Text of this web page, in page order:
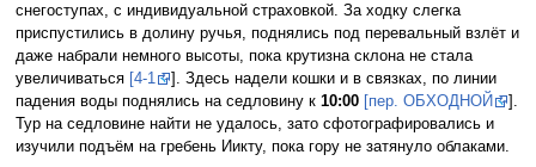
снегоступах, с индивидуальной страховкой. За ходку слегка
приспустились в долину ручья, поднялись под перевальный взлёт и
даже набрали немного высоты, пока крутизна склона не стала
увеличиваться [4-1
]. Здесь надели кошки и в связках, по линии
падения воды поднялись на седловину к 10:00 [пер. ОБХОДНОЙ
].
Тур на седловине найти не удалось, зато сфотографировались и
изучили подъём на гребень Иикту, пока гору не затянуло облаками.